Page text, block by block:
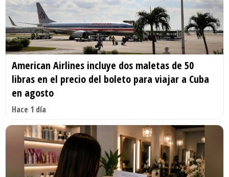
American Airlines incluye dos maletas de 50
libras en el precio del boleto para viajar a Cuba
en agosto
Hace 1 día